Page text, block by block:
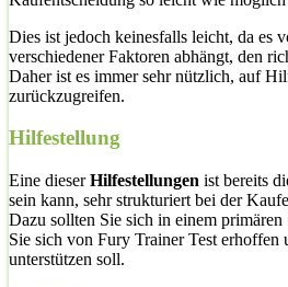
Dies ist jedoch keinesfalls leicht, da es
verschiedener Faktoren abhängt, den
Daher ist es immer sehr nützlich, auf
zurückzugreifen.
Hilfestellung
Eine dieserHilfestellungen ist bereits
sein kann, sehr strukturiert bei der
Dazu sollten Sie sich in einem
Sie sich von Fury Trainer Test
unterstützen soll.